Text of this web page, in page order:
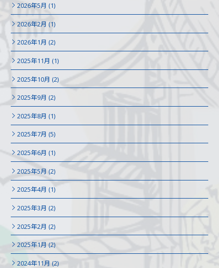
2026年5月 (1)
2026年2月 (1)
2026年1月 (2)
2025年11月 (1)
2025年10月 (2)
2025年9月 (2)
2025年8月 (1)
2025年7月 (5)
2025年6月 (1)
2025年5月 (2)
2025年4月 (1)
2025年3月 (2)
2025年2月 (2)
2025年1月 (2)
2024年11月 (2)